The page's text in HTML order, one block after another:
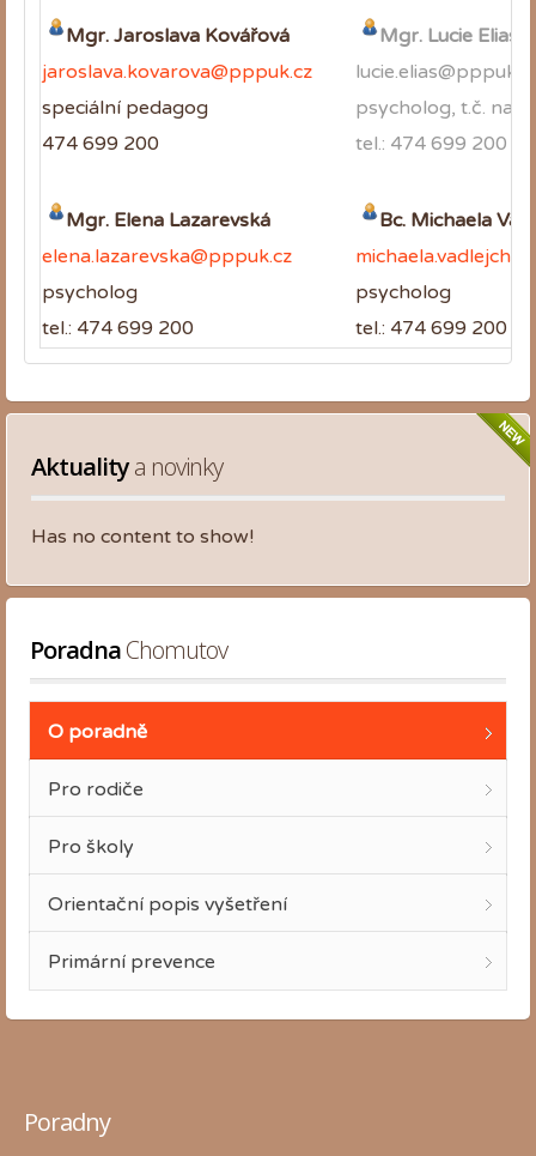
Mgr. Jaroslava Kovářová
jaroslava.kovarova@pppuk.cz
speciální pedagog
474 699 200
Mgr. Lucie Elias
psycholog, t.č. na
tel.: 474 699 200
Mgr. Elena Lazarevská
elena.lazarevska@pppuk.cz
psycholog
tel.: 474 699 200
Bc. Michaela
psycholog
tel.: 474 699 200
Aktuality a novinky
Has no content to show!
Poradna Chomutov
O poradně
Pro rodiče
Pro školy
Orientační popis vyšetření
Primární prevence
Poradny